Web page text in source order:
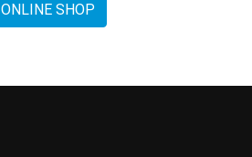
ONLINE SHOP